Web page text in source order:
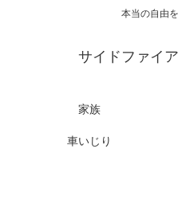
本当の自由
サイドファイ
家族
車いじり